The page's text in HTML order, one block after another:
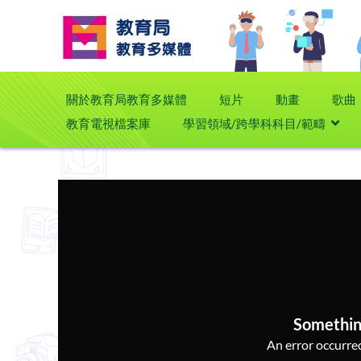
關於教育局教育多媒體 短片 動畫
歌曲
教育電視檔案庫
學習領域/跨學科科目/範疇
An error